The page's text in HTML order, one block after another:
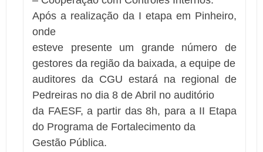
Após a realização da I etapa em Pinheiro,
onde
esteve presente um grande número de
gestores da região da baixada, a equipe de
auditores da CGU estará na regional de
Pedreiras no dia 8 de Abril no auditório
da FAESF, a partir das 8h, para a II Etapa
do Programa de Fortalecimento da
Gestão Pública.